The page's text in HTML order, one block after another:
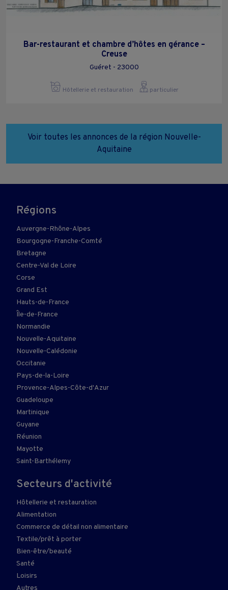
Bar-restaurant et chambre d’hôtes en gérance –
Creuse
Guéret - 23000
Hôtellerie et restauration particulier
Voir toutes les annonces de la région Nouvelle-
Aquitaine
Régions
Auvergne-Rhône-Alpes
Bourgogne-Franche-Comté
Bretagne
Centre-Val de Loire
Corse
Grand Est
Hauts-de-France
Île-de-France
Normandie
Nouvelle-Aquitaine
Nouvelle-Calédonie
Occitanie
Pays-de-la-Loire
Provence-Alpes-Côte-d'Azur
Guadeloupe
Martinique
Guyane
Réunion
Mayotte
Saint-Barthélemy
Secteurs d'activité
Hôtellerie et restauration
Alimentation
Commerce de détail non alimentaire
Textile/prêt à porter
Bien-être/beauté
Santé
Loisirs
Autres